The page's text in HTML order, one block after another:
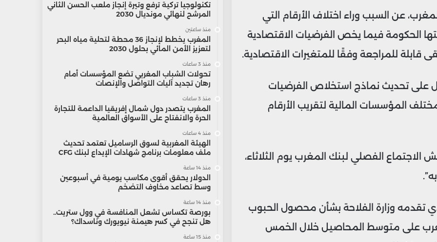
عن السبب وراء اختلاف الأرقام التي
الحكومة فيما يخص الفرضيات الاقتصادية
على تحديث نماذج استخلاص الفرضيات
المؤسسات المالية لتقريب الأرقام
الفصلي لبنك المغرب يوم الثلاثاء،
تقدمه وزارة الفلاحة بشأن محصول الحبوب
على متوسط المحاصيل خلال الخمس
تكنولوجيا تركية ترفع وتيرة إنجاز ملعب الحسن الثاني
المرشح لنهائي مونديال 2030
منذ ساعتين
المغرب يخطط لإنجاز 36 محطة لتحلية مياه البحر
لتعزيز الأمن المائي بحلول 2030
منذ 3 ساعات
تحولات الشباب المغربي تضع المؤسسات أمام
رهان تجديد آليات التواصل والإنصات
منذ 3 ساعات
المغرب يتصدر دول شمال إفريقيا الداعمة للتجارة
الحرة والانفتاح على الأسواق العالمية
منذ 4 ساعات
الهيئة المغربية لسوق الرساميل تعتمد تحديث
ملف معلومات برنامج شهادات الإيداع لبنك CFG
منذ 14 ساعة
الدولار يحقق أقوى مكاسب يومية في أسبوعين
وسط تصاعد مخاوف التضخم
منذ 14 ساعة
بورصة تكساس تشعل المنافسة في وول ستريت..
هل تنجح في كسر هيمنة نيويورك وناسداك؟
منذ 15 ساعة